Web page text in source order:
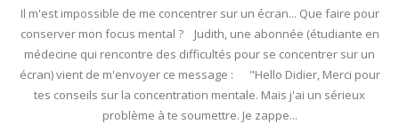
Il m'est impossible de me concentrer sur un écran... Que faire pour
conserver mon focus mental ? Judith, une abonnée (étudiante en
médecine qui rencontre des difficultés pour se concentrer sur un
écran) vient de m'envoyer ce message : "Hello Didier, Merci pour
tes conseils sur la concentration mentale. Mais j'ai un sérieux
problème à te soumettre. Je zappe...